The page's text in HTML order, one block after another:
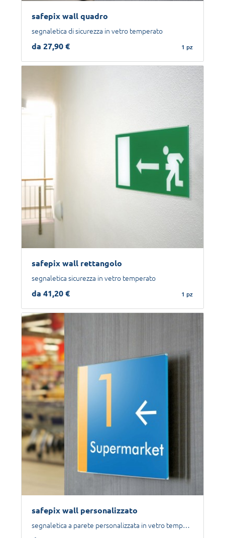
safepix wall quadro
segnaletica di sicurezza in vetro temperato
da 27,90 € 1 pz
safepix wall rettangolo
segnaletica sicurezza in vetro temperato
da 41,20 € 1 pz
safepix wall personalizzato
segnaletica a parete personalizzata in vetro temperato